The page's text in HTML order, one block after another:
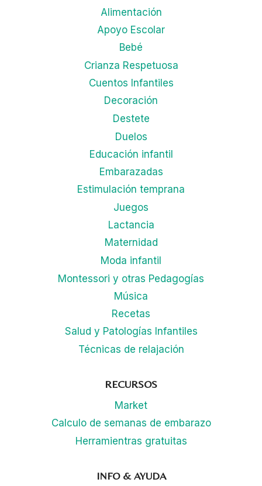
Alimentación
Apoyo Escolar
Bebé
Crianza Respetuosa
Cuentos Infantiles
Decoración
Destete
Duelos
Educación infantil
Embarazadas
Estimulación temprana
Juegos
Lactancia
Maternidad
Moda infantil
Montessori y otras Pedagogías
Música
Recetas
Salud y Patologías Infantiles
Técnicas de relajación
RECURSOS
Market
Calculo de semanas de embarazo
Herramientras gratuitas
INFO & AYUDA